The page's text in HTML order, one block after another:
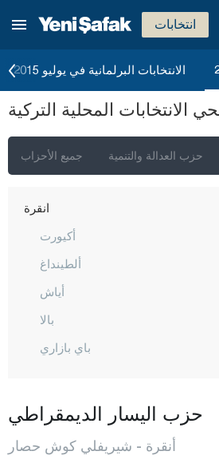
انتخابات
الانتخابات البرلمانية في يوليو 2015
الانتخابات المحلية التركية
جميع الأحزاب حزب العدالة والتنمية
إسطنبول
أنقرة
أكيورت
ألطينداغ
أياش
بالا
باي بازاري
شانكايا
إيلاماداغ
حزب اليسار الديمقراطي
أنقرة - شيريفلي كوش حصار